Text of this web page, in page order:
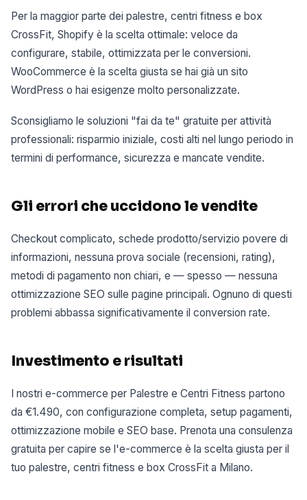
Per la maggior parte dei palestre, centri fitness e box
CrossFit, Shopify è la scelta ottimale: veloce da
configurare, stabile, ottimizzata per le conversioni.
WooCommerce è la scelta giusta se hai già un sito
WordPress o hai esigenze molto personalizzate.
Sconsigliamo le soluzioni "fai da te" gratuite per attività
professionali: risparmio iniziale, costi alti nel lungo periodo in
termini di performance, sicurezza e mancate vendite.
Gli errori che uccidono le vendite
Checkout complicato, schede prodotto/servizio povere di
informazioni, nessuna prova sociale (recensioni, rating),
metodi di pagamento non chiari, e — spesso — nessuna
ottimizzazione SEO sulle pagine principali. Ognuno di questi
problemi abbassa significativamente il conversion rate.
Investimento e risultati
I nostri e-commerce per Palestre e Centri Fitness partono
da €1.490, con configurazione completa, setup pagamenti,
ottimizzazione mobile e SEO base. Prenota una consulenza
gratuita per capire se l'e-commerce è la scelta giusta per il
tuo palestre, centri fitness e box CrossFit a Milano.